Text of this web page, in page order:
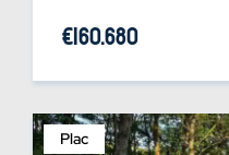
€160.680
Plac